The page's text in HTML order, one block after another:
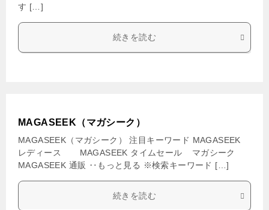
す […]
続きを読む
MAGASEEK（マガシーク）
MAGASEEK（マガシーク） 注目キーワード MAGASEEK
レディース MAGASEEK タイムセール マガシーク
MAGASEEK 通販 ‥もっと見る ※検索キーワード […]
続きを読む